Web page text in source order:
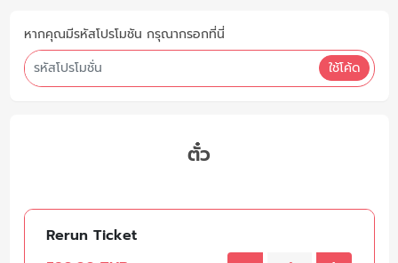
หากคุณมีรหัสโปรโมชัน กรุณากรอกที่นี่
ใช้โค้ด
ตั๋ว
Rerun Ticket